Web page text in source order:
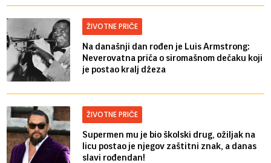
ŽIVOTNE PRIČE
Na današnji dan rođen je Luis Armstrong:
Neverovatna priča o siromašnom dečaku koji
je postao kralj džeza
ŽIVOTNE PRIČE
Supermen mu je bio školski drug, ožiljak na
licu postao je njegov zaštitni znak, a danas
slavi rođendan!